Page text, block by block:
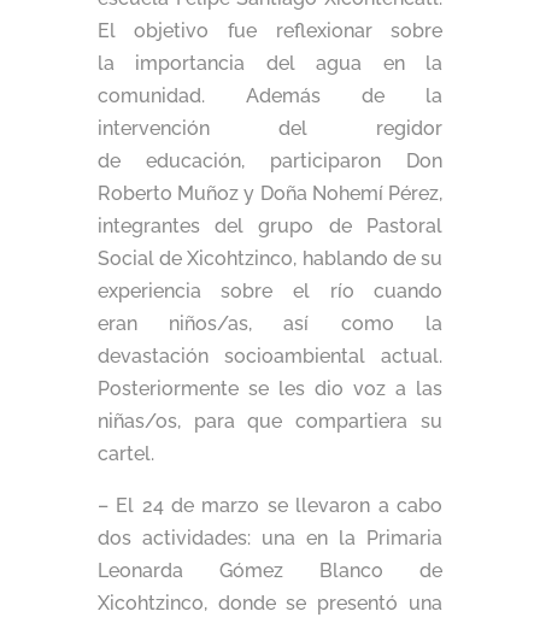
El objetivo fue reflexionar sobre
la importancia del agua en la
comunidad. Además de la
intervención del regidor
de educación, participaron Don
Roberto Muñoz y Doña Nohemí Pérez,
integrantes del grupo de Pastoral
Social de Xicohtzinco, hablando de su
experiencia sobre el río cuando
eran niños/as, así como la
devastación socioambiental actual.
Posteriormente se les dio voz a las
niñas/os, para que compartiera su
cartel.
– El 24 de marzo se llevaron a cabo
dos actividades: una en la Primaria
Leonarda Gómez Blanco de
Xicohtzinco, donde se presentó una